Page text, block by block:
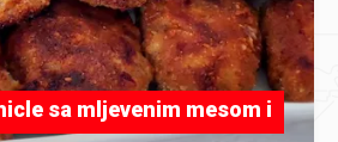
sa mljevenim mesom i